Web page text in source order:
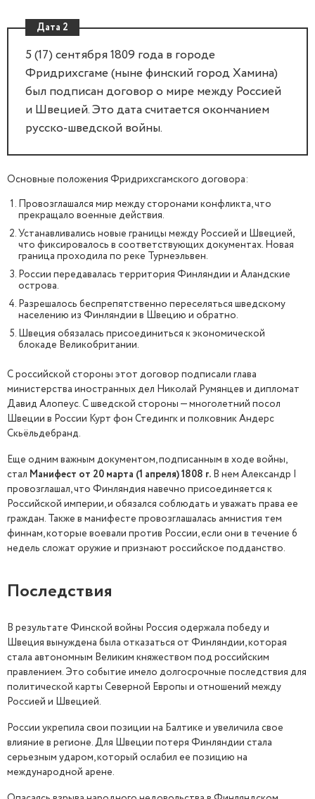
Дата 2
5 (17) сентября 1809 года в городе
Фридрихсгаме (ныне финский город Хамина)
был подписан договор о мире между Россией
и Швецией. Это дата считается окончанием
русско-шведской войны.
Основные положения Фридрихсгамского договора:
Провозглашался мир между сторонами конфликта, что
прекращало военные действия.
Устанавливались новые границы между Россией и Швецией,
что фиксировалось в соответствующих документах. Новая
граница проходила по реке Турнеэльвен.
России передавалась территория Финляндии и Аландские
острова.
Разрешалось беспрепятственно переселяться шведскому
населению из Финляндии в Швецию и обратно.
Швеция обязалась присоединиться к экономической
блокаде Великобритании.
С российской стороны этот договор подписали глава
министерства иностранных дел Николай Румянцев и дипломат
Давид Алопеус. С шведской стороны — многолетний посол
Швеции в России Курт фон Стедингк и полковник Андерс
Скьёльдебранд.
Еще одним важным документом, подписанным в ходе войны,
стал Манифест от 20 марта (1 апреля) 1808 г. В нем Александр I
провозглашал, что Финляндия навечно присоединяется к
Российской империи, и обязался соблюдать и уважать права ее
граждан. Также в манифесте провозглашалась амнистия тем
финнам, которые воевали против России, если они в течение 6
недель сложат оружие и признают российское подданство.
Последствия
В результате Финской войны Россия одержала победу и
Швеция вынуждена была отказаться от Финляндии, которая
стала автономным Великим княжеством под российским
правлением. Это событие имело долгосрочные последствия для
политической карты Северной Европы и отношений между
Россией и Швецией.
России укрепила свои позиции на Балтике и увеличила свое
влияние в регионе. Для Швеции потеря Финляндии стала
серьезным ударом, который ослабил ее позицию на
международной арене.